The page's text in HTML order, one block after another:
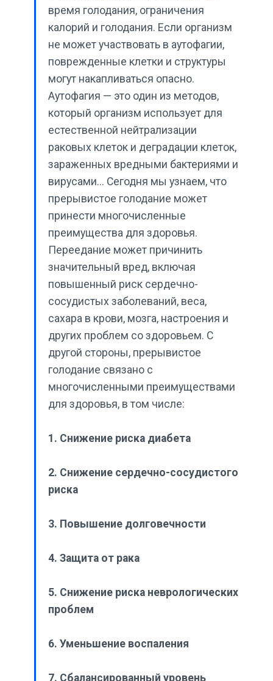
время голодания, ограничения
калорий и голодания. Если организм
не может участвовать в аутофагии,
поврежденные клетки и структуры
могут накапливаться опасно.
Аутофагия — это один из методов,
который организм использует для
естественной нейтрализации
раковых клеток и деградации клеток,
зараженных вредными бактериями и
вирусами... Сегодня мы узнаем, что
прерывистое голодание может
принести многочисленные
преимущества для здоровья.
Переедание может причинить
значительный вред, включая
повышенный риск сердечно-
сосудистых заболеваний, веса,
сахара в крови, мозга, настроения и
других проблем со здоровьем. С
другой стороны, прерывистое
голодание связано с
многочисленными преимуществами
для здоровья, в том числе:
1. Снижение риска диабета
2. Снижение сердечно-сосудистого
риска
3. Повышение долговечности
4. Защита от рака
5. Снижение риска неврологических
проблем
6. Уменьшение воспаления
7. Сбалансированный уровень